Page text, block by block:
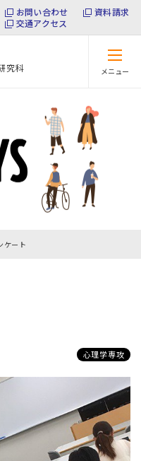
お問い合わせ
資料請求
交通アクセス
究科
メニュー
ケート
心理学専攻